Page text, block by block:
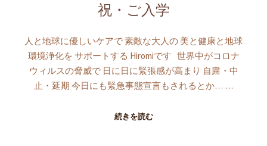
祝・ご入学
人と地球に優しいケアで 素敵な大人の 美と健康と地球
環境浄化を サポートする Hiromiです 世界中がコロナ
ウィルスの脅威で 日に日に緊張感が高まり 自粛・中
止・延期 今日にも緊急事態宣言もされるとか… …
続きを読む